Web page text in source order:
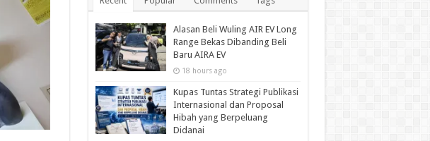
Alasan Beli Wuling AIR EV Long
Range Bekas Dibanding Beli
Baru AIRA EV
18 hours ago
Kupas Tuntas Strategi Publikasi
Internasional dan Proposal
Hibah yang Berpeluang
Didanai